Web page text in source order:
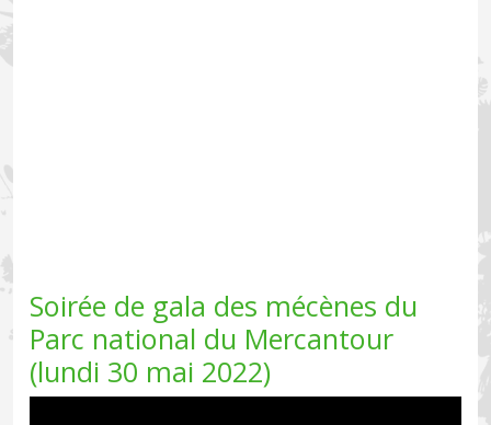
Soirée de gala des mécènes du
Parc national du Mercantour
(lundi 30 mai 2022)